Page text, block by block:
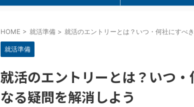
HOME > 就活準備 > 就活のエントリーとは？いつ・何社にすべ
就活準備
就活のエントリーとは？いつ
なる疑問を解消しよう